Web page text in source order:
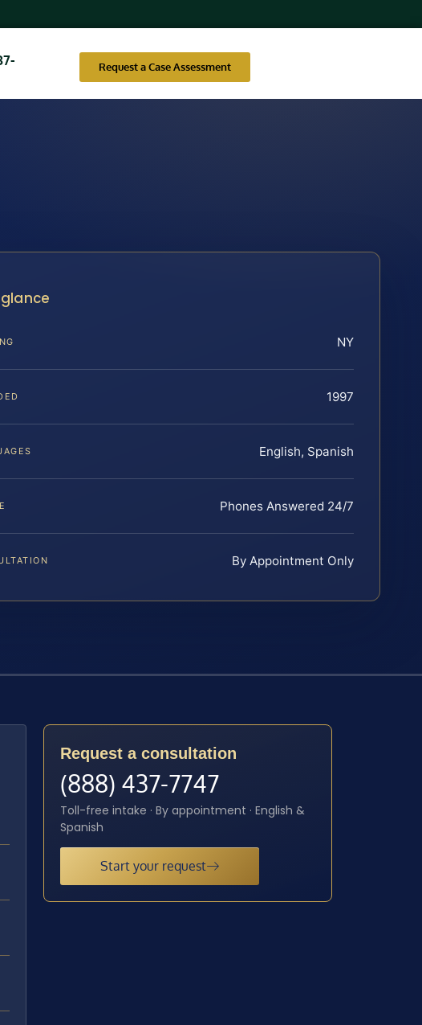
Request a Case Assessment
NY
1997
English, Spanish
Phones Answered 24/7
By Appointment Only
Request a consultation
(888) 437-7747
Toll-free intake · By appointment · English &
Spanish
Start your request